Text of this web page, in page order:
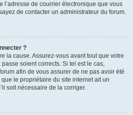
l’adresse de courrier électronique que vous
de contacter un administrateur du forum.
?
la cause. Assurez-vous avant tout que votre
soient corrects. Si tel est le cas,
afin de vous assurer de ne pas avoir été
le propriétaire du site internet ait un
soit nécessaire de la corriger.